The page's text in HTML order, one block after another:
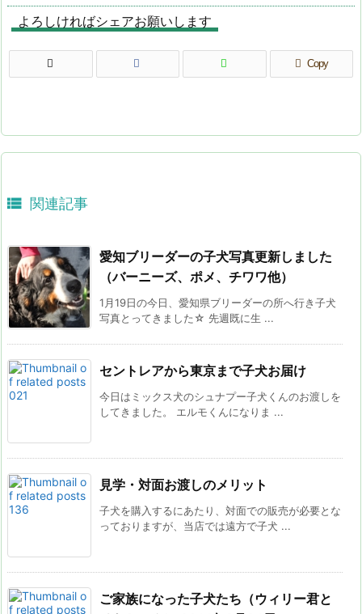
よろしければシェアお願いします
Copy
 関連記事
愛知ブリーダーの子犬写真更新しました
（バーニーズ、ポメ、チワワ他）
1月19日の今日、愛知県ブリーダーの所へ行き子犬
写真とってきました☆ 先週既に生 ...
セントレアから東京まで子犬お届け
今日はミックス犬のシュナプー子犬くんのお渡しを
してきました。 エルモくんになりま ...
見学・対面お渡しのメリット
子犬を購入するにあたり、対面での販売が必要とな
っておりますが、当店では遠方で子犬 ...
ご家族になった子犬たち（ウィリー君と